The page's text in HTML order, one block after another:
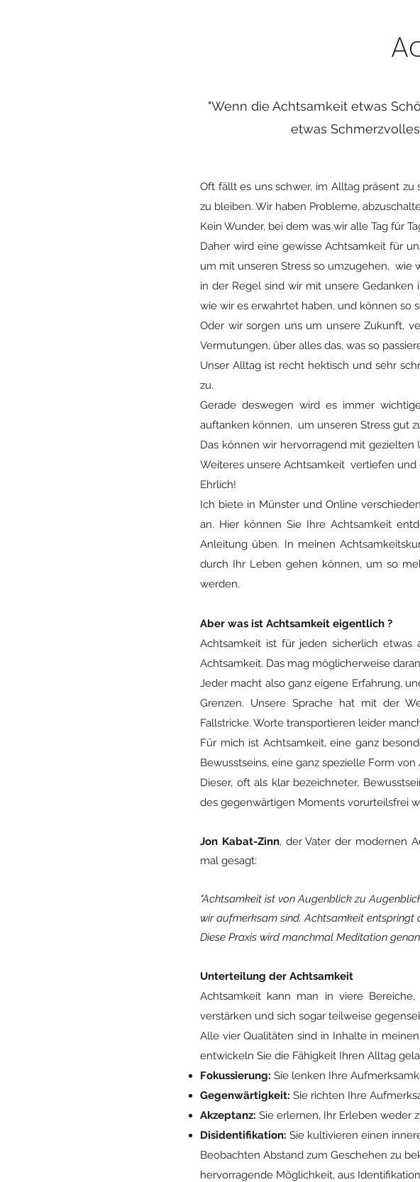
"Wenn die Achtsamkeit etwas
etwas
Oft fällt es uns schwer, im Alltag präsent zu
zu bleiben. Wir haben Probleme,
Kein Wunder, bei dem was wir alle Tag für
Daher wird eine gewisse Achtsamkeit für
um mit unseren Stress so umzugehen, wie
in der Regel sind wir mit unsere
wie wir es erwahrtet haben, und können so
Oder wir sorgen uns um unsere Zukunft,
Vermutungen, über alles das, was so
Unser Alltag ist recht hektisch und sehr
zu.
Gerade deswegen wird es immer
auftanken können, um unseren Stress gut
Das können wir hervorragend mit
Weiteres unsere Achtsamkeit vertiefen
Ehrlich!
Ich biete in Münster und Online
an. Hier können Sie Ihre Achtsamkeit
Anleitung üben. In meinen
durch Ihr Leben gehen können, um so
werden.
Aber was ist Achtsamkeit eigentlich ?
Achtsamkeit ist für jeden sicherlich etwas
Achtsamkeit. Das mag möglicherweise
Jeder macht also ganz eigene Erfahrung,
Grenzen. Unsere Sprache hat mit der
Fallstricke. Worte transportieren leider
Für mich ist Achtsamkeit, eine ganz
Bewusstseins, eine ganz spezielle Form
Dieser, oft als klar bezeichneter,
des gegenwärtigen Moments vorurteilsfrei
Jon Kabat-Zinn, der Vater der modernen
mal gesagt:
"Achtsamkeit ist von Augenblick zu
wir aufmerksam sind. Achtsamkeit entspringt
Diese Praxis wird manchmal Meditation
Unterteilung der Achtsamkeit
Achtsamkeit kann man in viere
verstärken und sich sogar teilweise
Alle vier Qualitäten sind in Inhalte in
entwickeln Sie die Fähigkeit Ihren Alltag
Fokussierung: Sie lenken Ihre
Gegenwärtigkeit: Sie richten Ihre
Akzeptanz: Sie erlernen, Ihr Erleben weder
Disidentifikation: Sie kultivieren einen
Beobachten Abstand zum Geschehen zu
hervorragende Möglichkeit, aus